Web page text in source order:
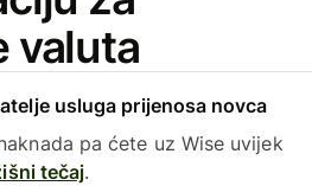
valuta
usluga prijenosa novca
pa ćete uz Wise uvijek
tečaj.